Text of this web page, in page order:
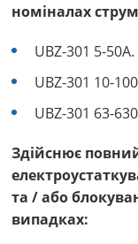
номіналах
UBZ-301 5-50A.
UBZ-301 10-
UBZ-301 63-
Здійснює
та / або
випадках: